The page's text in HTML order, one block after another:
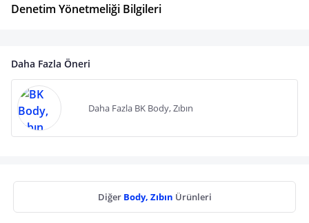
Denetim Yönetmeliği Bilgileri
Daha Fazla Öneri
Daha Fazla BK Body, Zıbın
Diğer Body, Zıbın Ürünleri